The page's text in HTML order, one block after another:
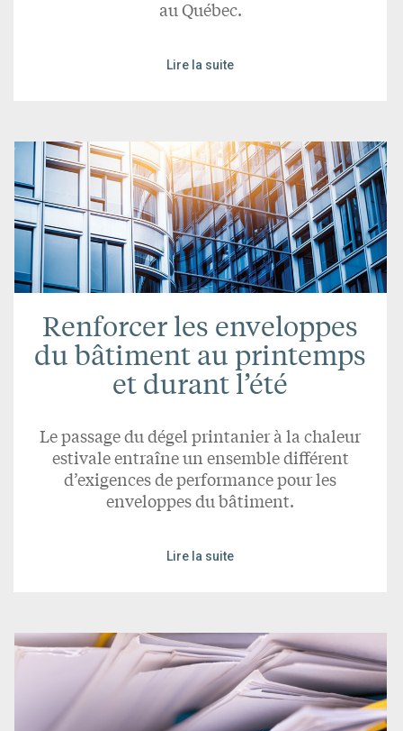
au Québec.
Lire la suite
Renforcer les enveloppes
du bâtiment au printemps
et durant l’été
Le passage du dégel printanier à la chaleur
estivale entraîne un ensemble différent
d’exigences de performance pour les
enveloppes du bâtiment.
Lire la suite